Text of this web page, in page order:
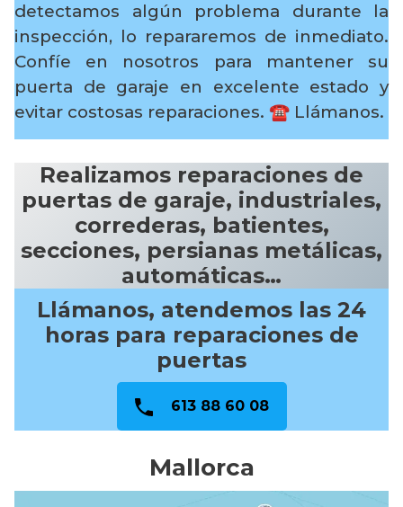
detectamos algún problema durante la
inspección, lo repararemos de inmediato.
Confíe en nosotros para mantener su
puerta de garaje en excelente estado y
evitar costosas reparaciones. ☎️ Llámanos.
Realizamos reparaciones de
puertas de garaje, industriales,
correderas, batientes,
secciones, persianas metálicas,
automáticas…
Llámanos, atendemos las 24
horas para reparaciones de
puertas
613 88 60 08
Mallorca